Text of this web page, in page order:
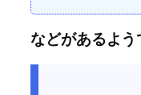
などがあるよう